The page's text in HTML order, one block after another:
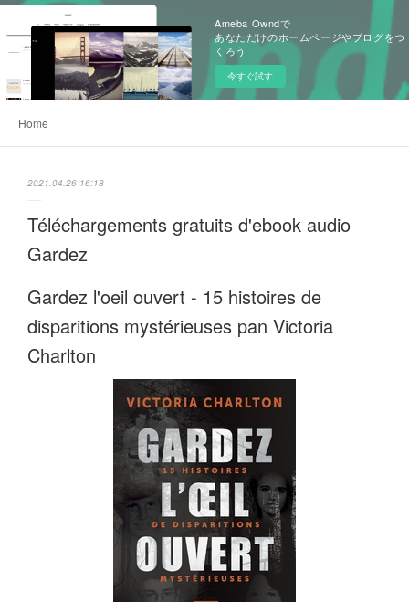
Ameba Owndで
あなただけのホームページやブログをつ
くろう
今すぐ試す
Home
2021.04.26 16:18
Téléchargements gratuits d'ebook audio
Gardez
Gardez l'oeil ouvert - 15 histoires de
disparitions mystérieuses pan Victoria
Charlton